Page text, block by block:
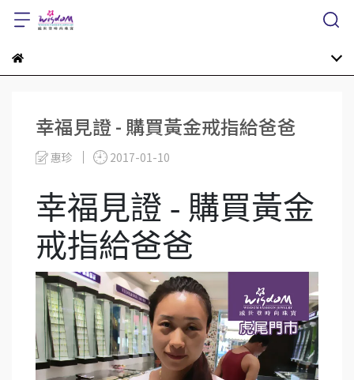
幸福見證 - 購買黃金戒指給爸爸
惠珍 2017-01-10
幸福見證 - 購買黃金
戒指給爸爸